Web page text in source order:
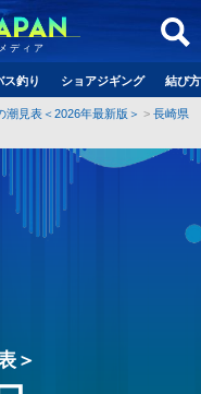
ディア
ス釣り ショアジギング 結び
潮見表＜2026年最新版＞
長崎県
＞